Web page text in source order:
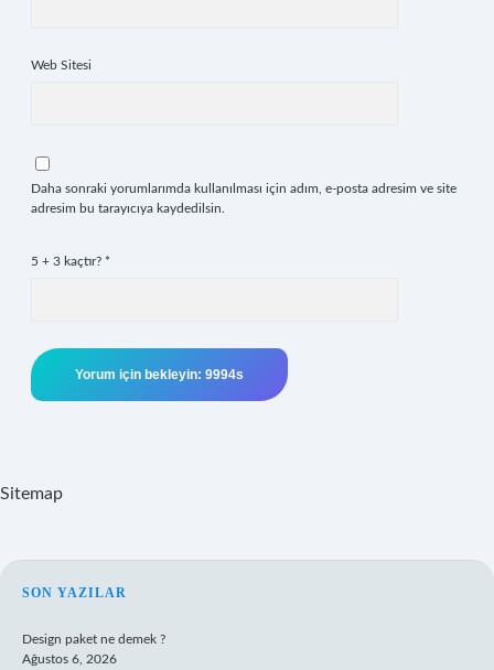
Web Sitesi
Daha sonraki yorumlarımda kullanılması için adım, e-posta adresim ve site
adresim bu tarayıcıya kaydedilsin.
5 + 3 kaçtır? *
Sitemap
SIDEBAR
SON YAZILAR
Design paket ne demek ?
Ağustos 6, 2026